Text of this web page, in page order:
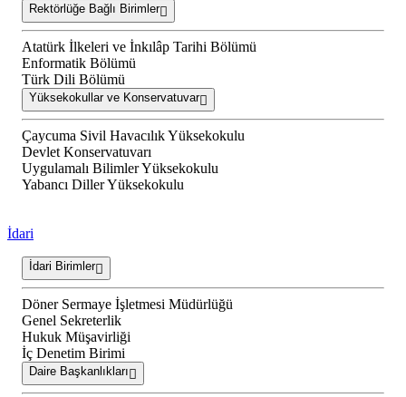
Rektörlüğe Bağlı Birimler
Atatürk İlkeleri ve İnkılâp Tarihi Bölümü
Enformatik Bölümü
Türk Dili Bölümü
Yüksekokullar ve Konservatuvar
Çaycuma Sivil Havacılık Yüksekokulu
Devlet Konservatuvarı
Uygulamalı Bilimler Yüksekokulu
Yabancı Diller Yüksekokulu
İdari
İdari Birimler
Döner Sermaye İşletmesi Müdürlüğü
Genel Sekreterlik
Hukuk Müşavirliği
İç Denetim Birimi
Daire Başkanlıkları